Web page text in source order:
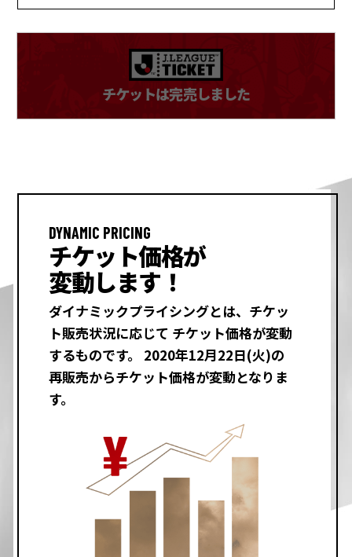
チケットは完売しました
DYNAMIC PRICING
チケット価格が
変動します！
ダイナミックプライシングとは、チケッ
ト販売状況に応じて チケット価格が変動
するものです。 2020年12月22日(火)の
再販売からチケット価格が変動となりま
す。